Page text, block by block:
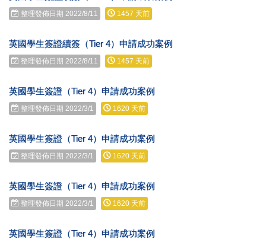
整理發佈日期 2022/8/11 1457 天前
英國學生簽證續簽（Tier 4）申請成功案例
整理發佈日期 2022/8/11 1457 天前
英國學生簽證（Tier 4）申請成功案例
整理發佈日期 2022/3/1 1620 天前
英國學生簽證（Tier 4）申請成功案例
整理發佈日期 2022/3/1 1620 天前
英國學生簽證（Tier 4）申請成功案例
整理發佈日期 2022/3/1 1620 天前
英國學生簽證（Tier 4）申請成功案例